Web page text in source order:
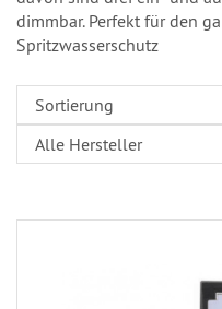
dimmbar. Perfekt für den
Spritzwasserschutz